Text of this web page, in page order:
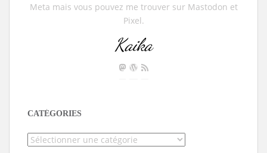
Meta mais vous pouvez me trouver sur Mastodon et
Pixel.
Kaika
CATÉGORIES
Catégories